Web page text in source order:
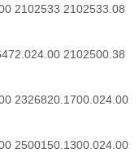
2102533 2102533.08
2102500.38
2326820.1700.024.00
2500150.1300.024.00